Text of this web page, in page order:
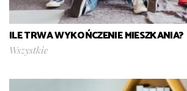
ILE TRWA WYKOŃCZENIE MIESZKANIA?
Wszystkie